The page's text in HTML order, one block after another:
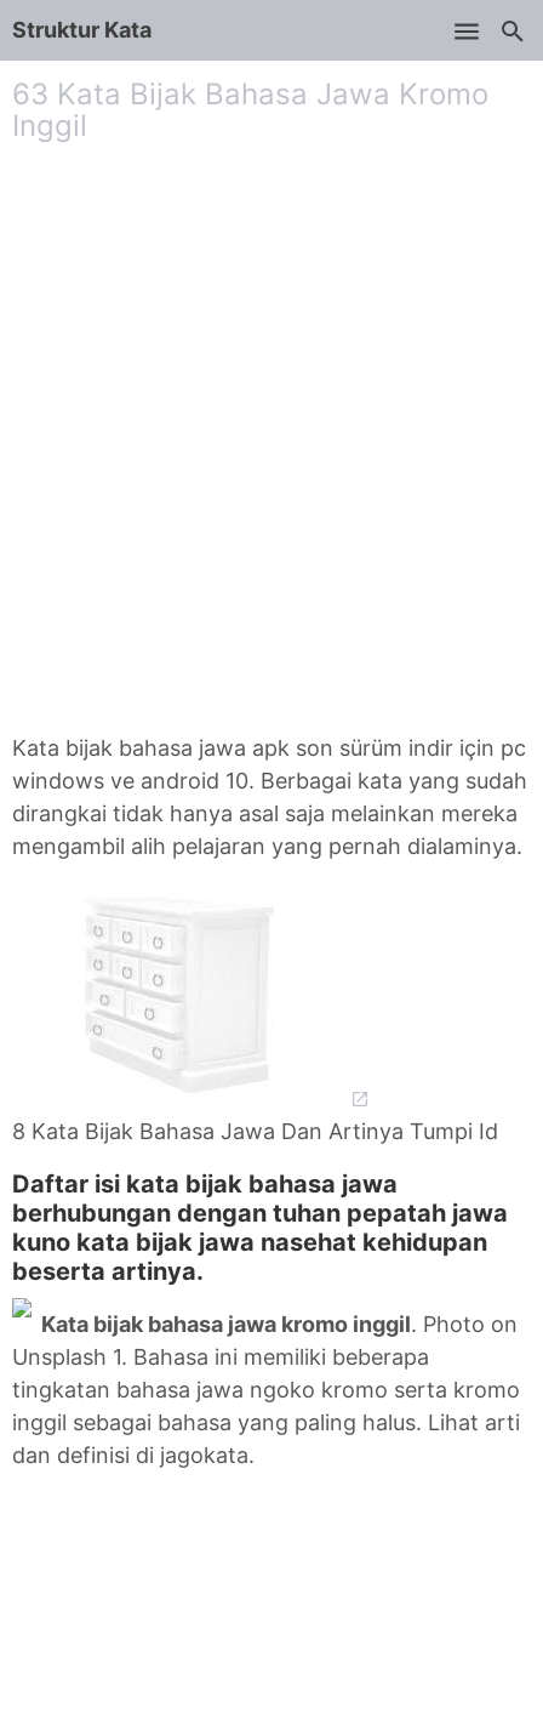
Struktur Kata
63 Kata Bijak Bahasa Jawa Kromo
Inggil
Kata bijak bahasa jawa apk son sürüm indir için pc
windows ve android 10. Berbagai kata yang sudah
dirangkai tidak hanya asal saja melainkan mereka
mengambil alih pelajaran yang pernah dialaminya.
8 Kata Bijak Bahasa Jawa Dan Artinya Tumpi Id
Daftar isi kata bijak bahasa jawa
berhubungan dengan tuhan pepatah jawa
kuno kata bijak jawa nasehat kehidupan
beserta artinya.
Kata bijak bahasa jawa kromo inggil. Photo on
Unsplash 1. Bahasa ini memiliki beberapa
tingkatan bahasa jawa ngoko kromo serta kromo
inggil sebagai bahasa yang paling halus. Lihat arti
dan definisi di jagokata.